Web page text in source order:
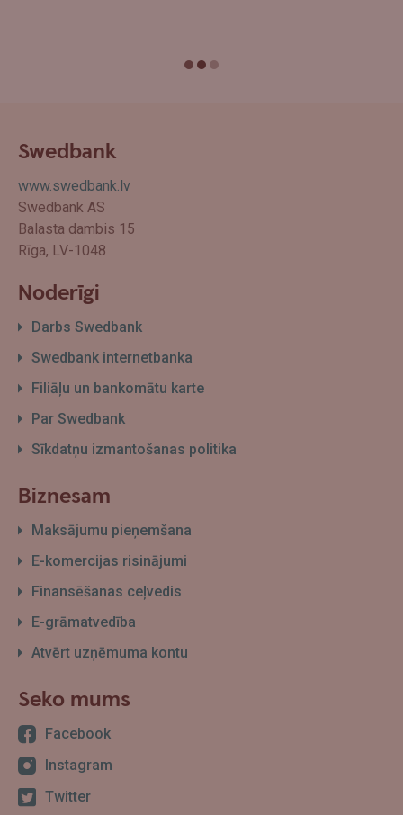
Swedbank
www.swedbank.lv
Swedbank AS
Balasta dambis 15
Rīga, LV-1048
Noderīgi
Darbs Swedbank
Swedbank internetbanka
Filiāļu un bankomātu karte
Par Swedbank
Sīkdatņu izmantošanas politika
Biznesam
Maksājumu pieņemšana
E-komercijas risinājumi
Finansēšanas ceļvedis
E-grāmatvedība
Atvērt uzņēmuma kontu
Seko mums
Facebook
Instagram
Twitter